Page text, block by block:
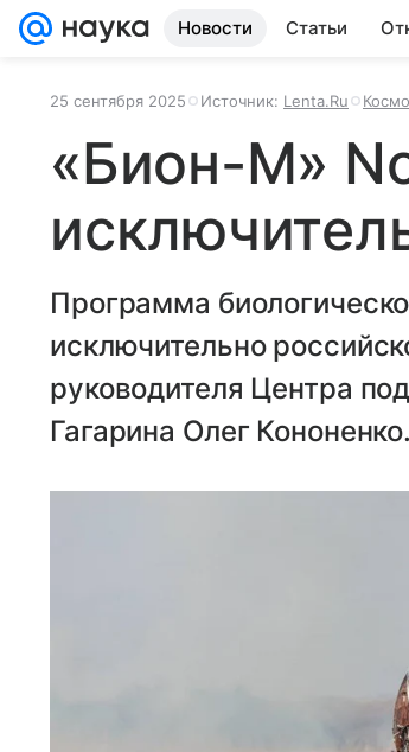
Новости Статьи
25 сентября 2025 Источник: Lenta.Ru
«Бион-М»
Программа
исключительно
руководителя Центра
Гагарина Олег Кононенко.